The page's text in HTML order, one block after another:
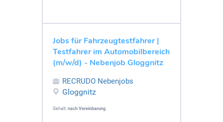
Jobs für Fahrzeugtestfahrer |
Testfahrer im Automobilbereich
(m/w/d) - Nebenjob Gloggnitz
RECRUDO Nebenjobs
Gloggnitz
Gehalt: nach Vereinbarung